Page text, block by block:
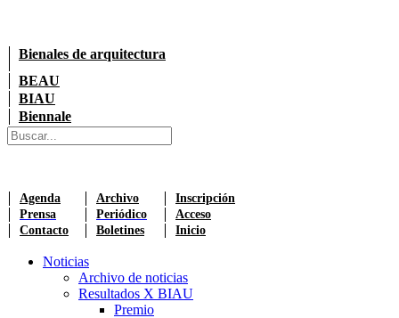
Bienales de arquitectura
BEAU
BIAU
Biennale
Agenda Archivo
Inscripción
Prensa
Periódico
Acceso
Contacto
Boletines Inicio
Noticias
Archivo de noticias
Resultados X BIAU
Premio